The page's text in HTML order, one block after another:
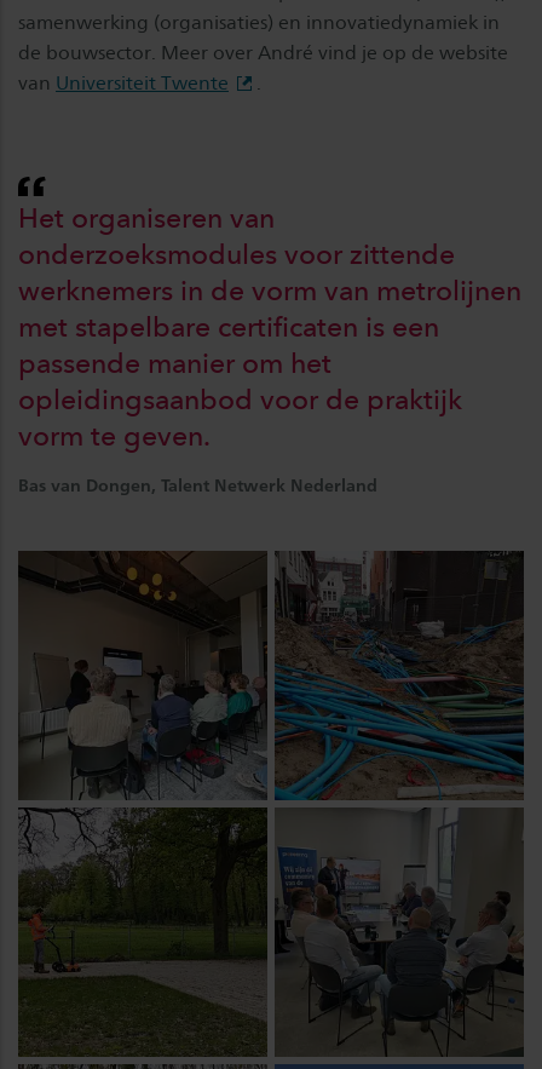
samenwerking (organisaties) en innovatiedynamiek in
de bouwsector. Meer over André vind je op de website
van Universiteit Twente .
Het organiseren van
onderzoeksmodules voor zittende
werknemers in de vorm van metrolijnen
met stapelbare certificaten is een
passende manier om het
opleidingsaanbod voor de praktijk
vorm te geven.
Bas van Dongen, Talent Netwerk Nederland